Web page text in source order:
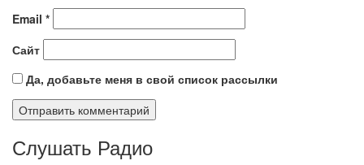
Email *
Сайт
Да, добавьте меня в свой список рассылки
Слушать Радио